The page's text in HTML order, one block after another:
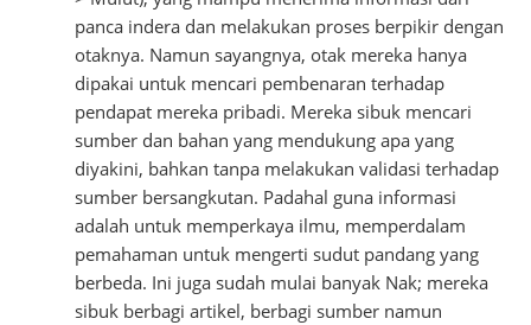
panca indera dan melakukan proses berpikir dengan
otaknya. Namun sayangnya, otak mereka hanya
dipakai untuk mencari pembenaran terhadap
pendapat mereka pribadi. Mereka sibuk mencari
sumber dan bahan yang mendukung apa yang
diyakini, bahkan tanpa melakukan validasi terhadap
sumber bersangkutan. Padahal guna informasi
adalah untuk memperkaya ilmu, memperdalam
pemahaman untuk mengerti sudut pandang yang
berbeda. Ini juga sudah mulai banyak Nak; mereka
sibuk berbagi artikel, berbagi sumber namun